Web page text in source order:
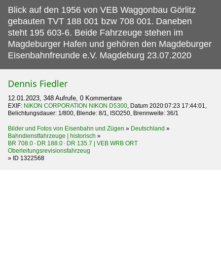
Blick auf den 1956 von VEB Waggonbau Görlitz
gebauten TVT 188 001 bzw 708 001. Daneben
steht 195 603-6. Beide Fahrzeuge stehen im
Magdeburger Hafen und gehören den Magdeburger
Eisenbahnfreunde e.V. Magdeburg 23.07.2020
Dennis Fiedler
12.01.2023, 348 Aufrufe, 0 Kommentare
EXIF: NIKON CORPORATION NIKON D5300 , Datum 2020:07:23 17:44:01,
Belichtungsdauer: 1/800, Blende: 8/1, ISO250, Brennweite: 36/1
Bilder und Fotos von Eisenbahn und Zügen » Deutschland »
Bahndienstfahrzeuge | historisch »
BR 708.0 · DR 188.0 · DR 135.7 | VEB WRB ORT
Oberleitungsrevisionsfahrzeug
» ID 1322568